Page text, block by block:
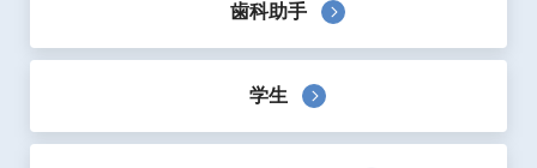
専用カートリッジ式レジンで無駄なくプリントできます。
プリント終了までをセミオートで自動アシストします。
歯科助手
学生